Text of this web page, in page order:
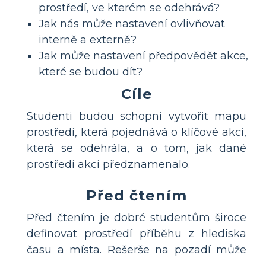
prostředí, ve kterém se odehrává?
Jak nás může nastavení ovlivňovat
interně a externě?
Jak může nastavení předpovědět akce,
které se budou dít?
Cíle
Studenti budou schopni vytvořit mapu
prostředí, která pojednává o klíčové akci,
která se odehrála, a o tom, jak dané
prostředí akci předznamenalo.
Před čtením
Před čtením je dobré studentům široce
definovat prostředí příběhu z hlediska
času a místa. Rešerše na pozadí může